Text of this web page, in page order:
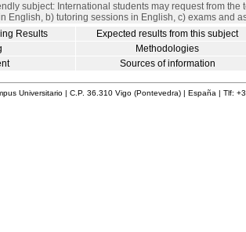
subject: International students may request from
English, b) tutoring sessions in English, c) exams and
Results
Expected results from this subject
Methodologies
Sources of information
| C.P. 36.310 Vigo (Pontevedra) | España | Tlf: